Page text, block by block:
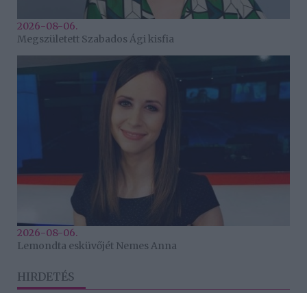
2026-08-06.
Megszületett Szabados Ági kisfia
2026-08-06.
Lemondta esküvőjét Nemes Anna
HIRDETÉS